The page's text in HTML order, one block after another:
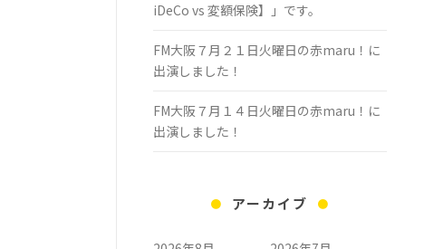
iDeCo vs 変額保険】」です。
FM大阪７月２１日火曜日の赤maru！に
出演しました！
FM大阪７月１４日火曜日の赤maru！に
出演しました！
アーカイブ